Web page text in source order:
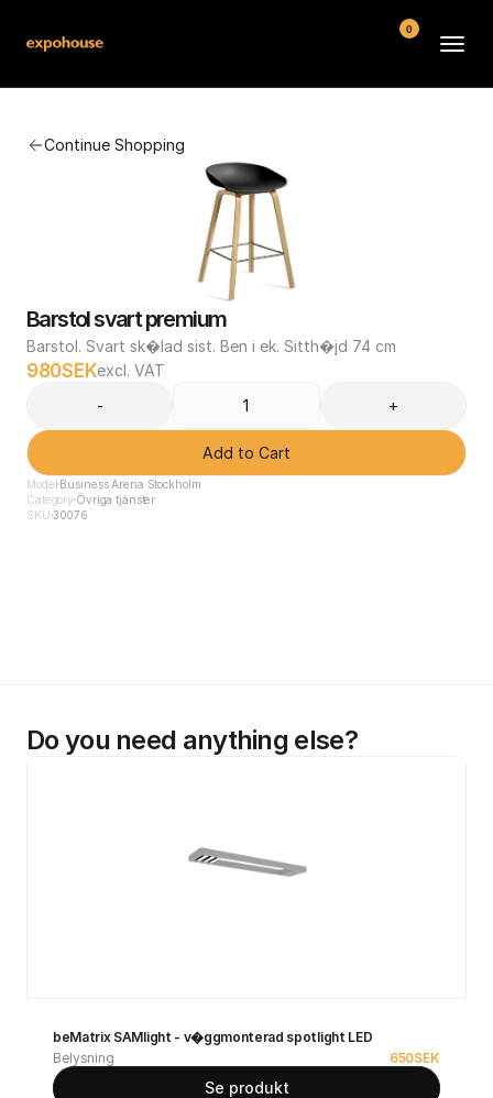
Continue Shopping
Barstol svart premium
Barstol. Svart sk�lad sist. Ben i ek. Sitth�jd 74 cm
980SEKexcl. VAT
-
+
Add to Cart
Model Business Arena Stockholm
Category Övriga tjänster
SKU 30076
Do you need anything else?
beMatrix SAMlight - v�ggmonterad spotlight LED
Belysning
650SEK
Se produkt
FAQ
Contact
Conditions
0